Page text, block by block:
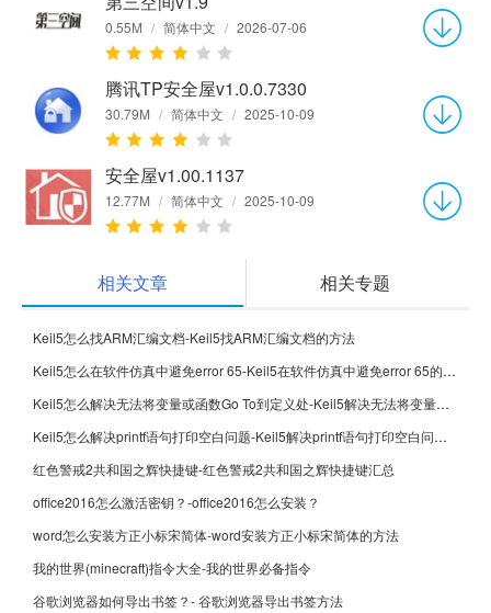
0.55M / 简体中文 / 2026-07-06
腾讯TP安全屋v1.0.0.7330
30.79M / 简体中文 / 2025-10-09
安全屋v1.00.1137
12.77M / 简体中文 / 2025-10-09
相关文章 相关专题
Keil5怎么找ARM汇编文档-Keil5找ARM汇编文档的方法
Keil5怎么在软件仿真中避免error 65-Keil5在软件仿真中避免error 65的方法
Keil5怎么解决无法将变量或函数Go To到定义处-Keil5解决无法将变量或函数Go To到定义处的方法
Keil5怎么解决printf语句打印空白问题-Keil5解决printf语句打印空白问题的方法
红色警戒2共和国之辉快捷键-红色警戒2共和国之辉快捷键汇总
office2016怎么激活密钥？-office2016怎么安装？
word怎么安装方正小标宋简体-word安装方正小标宋简体的方法
我的世界(minecraft)指令大全-我的世界必备指令
谷歌浏览器如何导出书签？- 谷歌浏览器导出书签方法